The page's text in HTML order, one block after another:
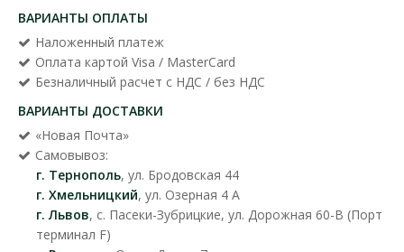
ВАРИАНТЫ ОПЛАТЫ
Наложенный платеж
Оплата картой Visa / MasterCard
Безналичный расчет с НДС / без НДС
ВАРИАНТЫ ДОСТАВКИ
«Новая Почта»
Самовывоз:
г. Тернополь, ул. Бродовская 44
г. Хмельницкий, ул. Озерная 4 А
г. Львов, с. Пасеки-Зубрицкие, ул. Дорожная 60-В (Порт
терминал F)